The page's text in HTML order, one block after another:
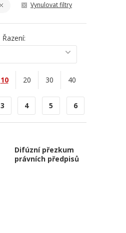
Vynulovat filtry
Řazení:
10 20 30 40
3 4 5 6
Difúzní přezkum
právních předpisů